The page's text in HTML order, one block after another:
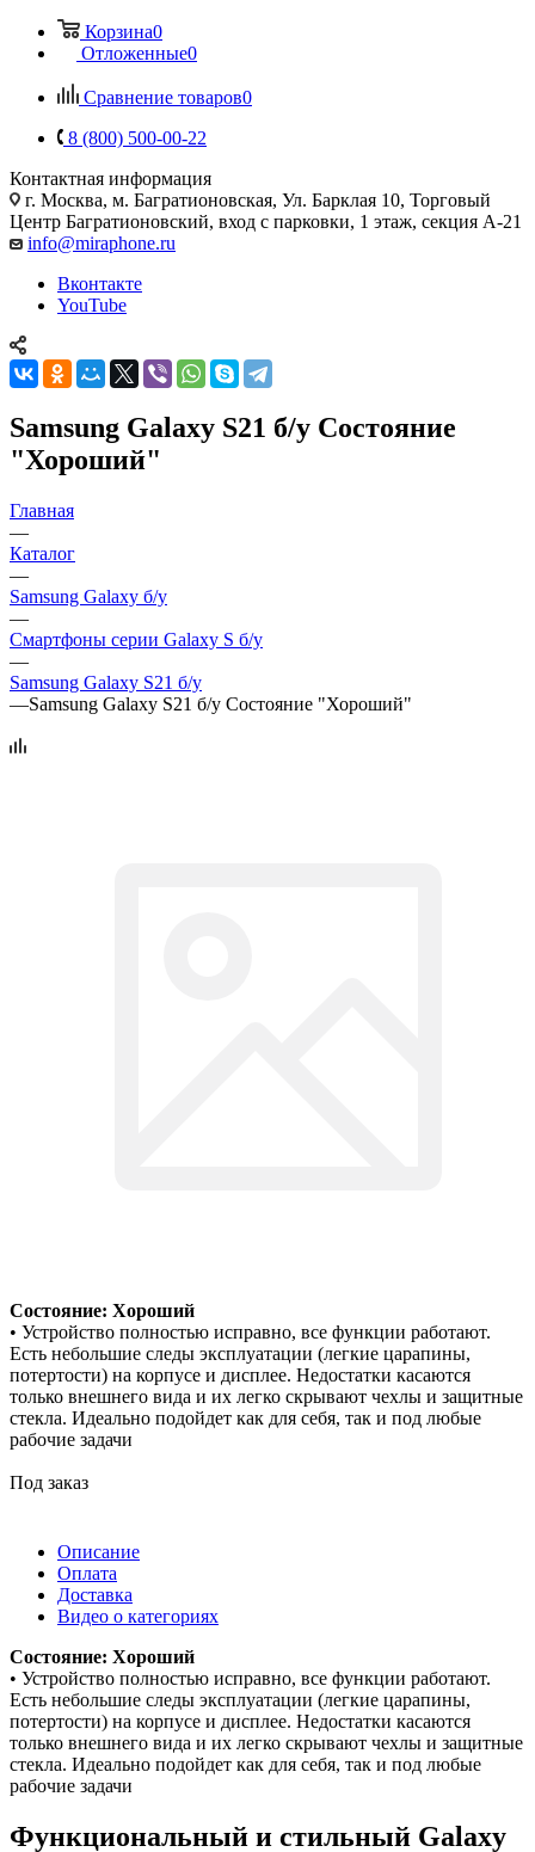
Корзина0
Отложенные0
Сравнение товаров0
8 (800) 500-00-22
Контактная информация
г. Москва, м. Багратионовская, Ул. Барклая 10, Торговый
Центр Багратионовский, вход с парковки, 1 этаж, секция А-21
info@miraphone.ru
Вконтакте
YouTube
Samsung Galaxy S21 б/у Состояние
"Хороший"
Главная
—
Каталог
—
Samsung Galaxy б/у
—
Смартфоны серии Galaxy S б/у
—
Samsung Galaxy S21 б/у
—Samsung Galaxy S21 б/у Состояние "Хороший"
Состояние: Хороший
• Устройство полностью исправно, все функции работают.
Есть небольшие следы эксплуатации (легкие царапины,
потертости) на корпусе и дисплее. Недостатки касаются
только внешнего вида и их легко скрывают чехлы и защитные
стекла. Идеально подойдет как для себя, так и под любые
рабочие задачи
Под заказ
Описание
Оплата
Доставка
Видео о категориях
Состояние: Хороший
• Устройство полностью исправно, все функции работают.
Есть небольшие следы эксплуатации (легкие царапины,
потертости) на корпусе и дисплее. Недостатки касаются
только внешнего вида и их легко скрывают чехлы и защитные
стекла. Идеально подойдет как для себя, так и под любые
рабочие задачи
Функциональный и стильный Galaxy